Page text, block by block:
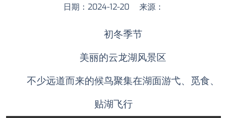
日期：2024-12-20 来源：
初冬季节
美丽的云龙湖风景区
不少远道而来的候鸟聚集在湖面游弋、觅食、
贴湖飞行